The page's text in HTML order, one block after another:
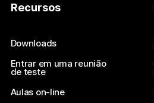
Recursos
Downloads
Entrar em uma reunião
de teste
Aulas on-line